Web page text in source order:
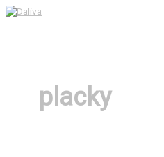
Preskočiť
placky